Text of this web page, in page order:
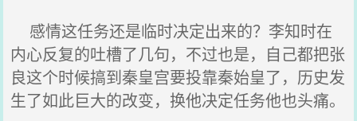
感情这任务还是临时决定出来的？李知时在
内心反复的吐槽了几句，不过也是，自己都把张
良这个时候搞到秦皇宫要投靠秦始皇了，历史发
生了如此巨大的改变，换他决定任务他也头痛。